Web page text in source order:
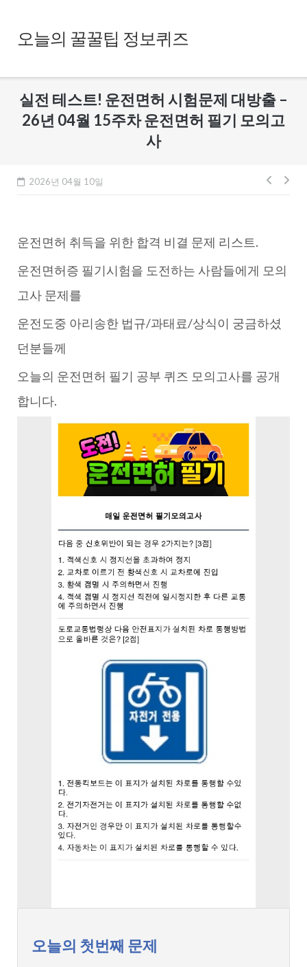
content오늘의 꿀꿀팁 정보퀴즈
실전 테스트! 운전면허 시험문제 대방출 –
26년 04월 15주차 운전면허 필기 모의고
사
2026년 04월 10일
글
이
운전면허 취득을 위한 합격 비결 문제 리스트.
운전면허증 필기시험을 도전하는 사람들에게 모의
고사 문제를
운전도중 아리송한 법규/과태료/상식이 궁금하셨
던분들께
오늘의 운전면허 필기 공부 퀴즈 모의고사를 공개
합니다.
오늘의 첫번째 문제